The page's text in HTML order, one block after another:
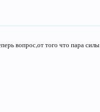
вопрос,от того что пара силы